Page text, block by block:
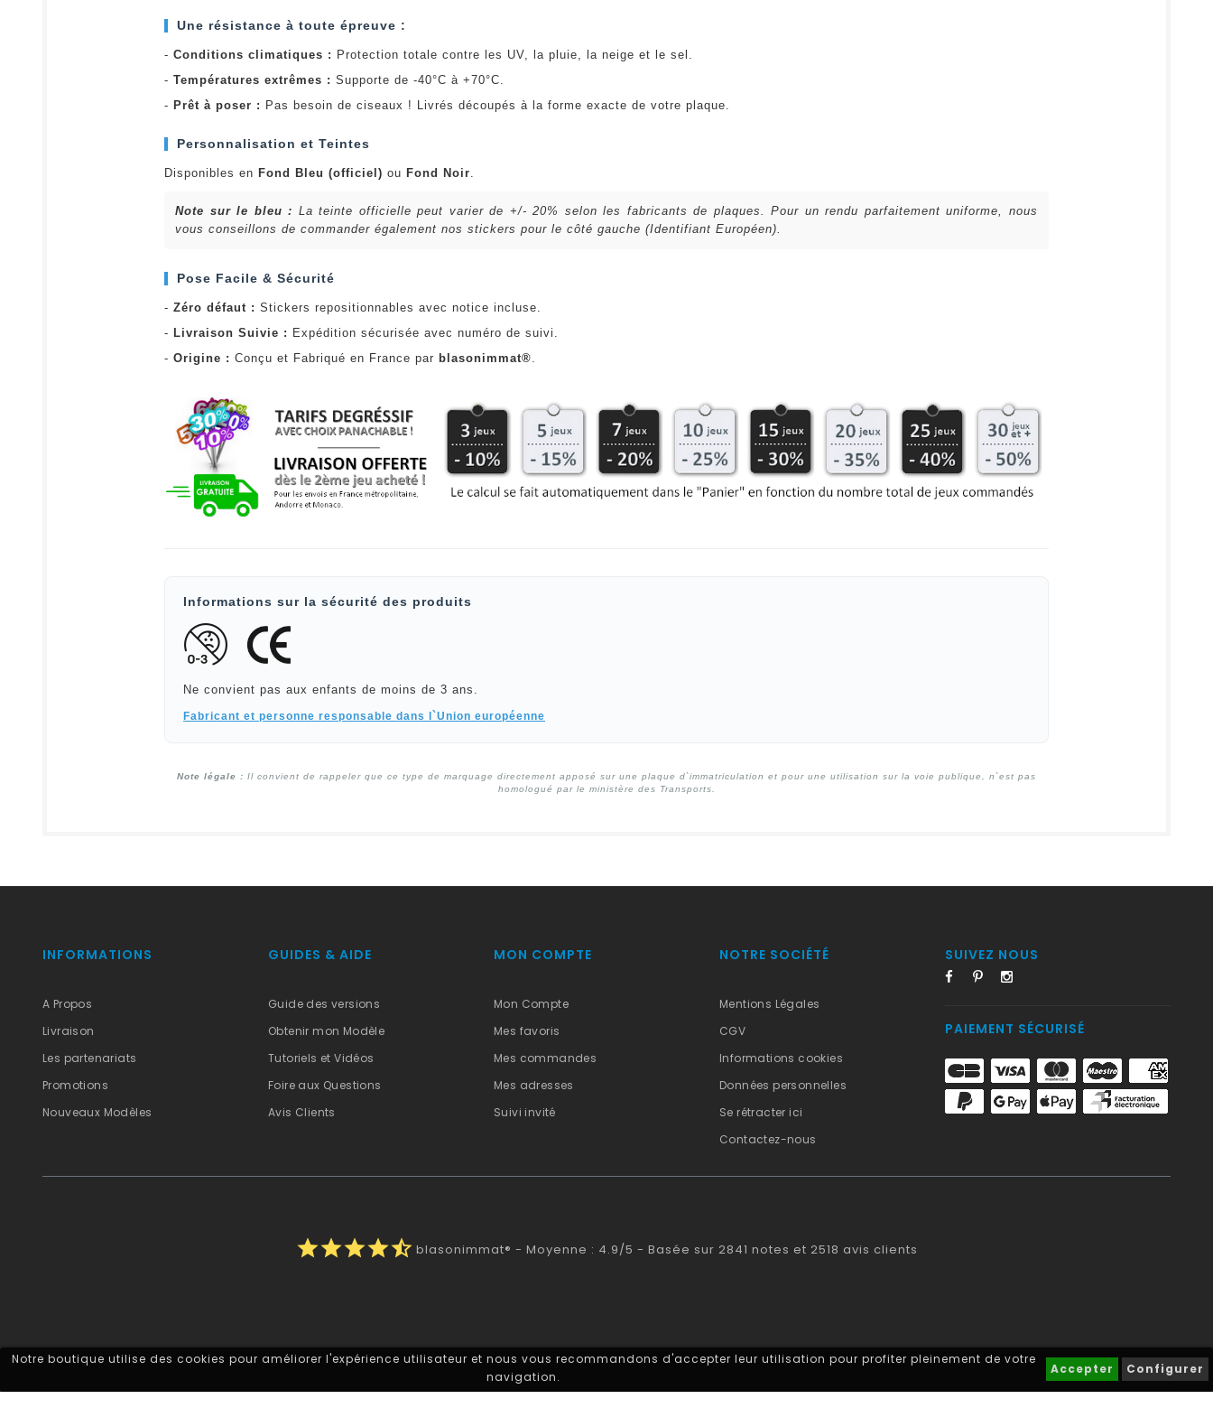
Notre boutique utilise des cookies pour améliorer l'expérience utilisateur et nous vous recommandons d'accepter leur utilisation pour profiter pleinement de votre
navigation.
Accepter Configurer
Une résistance à toute épreuve :
- Conditions climatiques : Protection totale contre les UV, la pluie, la neige et le sel.
- Températures extrêmes : Supporte de -40°C à +70°C.
- Prêt à poser : Pas besoin de ciseaux ! Livrés découpés à la forme exacte de votre plaque.
Personnalisation et Teintes
Disponibles en Fond Bleu (officiel) ou Fond Noir
Note sur le bleu : La teinte officielle peut varier de +/- 20% selon les fabricants de plaques. Pour un rendu parfaitement uniforme, nous
vous conseillons de commander également nos stickers pour le côté gauche (Identifiant Européen).
Pose Facile & Sécurité
- Zéro défaut : Stickers repositionnables avec notice incluse.
- Livraison Suivie : Expédition sécurisée avec numéro de suivi.
- Origine : Conçu et Fabriqué en France par blasonimmat®
Informations sur la sécurité des produits
Ne convient pas aux enfants de moins de 3 ans.
Fabricant et personne responsable dans l`Union européenne
Note légale : Il convient de rappeler que ce type de marquage directement apposé sur une plaque d`immatriculation et pour une utilisation sur la voie publique, n`est pas
homologué par le ministère des Transports.
INFORMATIONS
A Propos
Livraison
Les partenariats
Promotions
Nouveaux Modèles
GUIDES & AIDE
Guide des versions
Obtenir mon Modèle
Tutoriels et Vidéos
Foire aux Questions
Avis Clients
MON COMPTE
Mon Compte
Mes favoris
Mes commandes
Mes adresses
Suivi invité
NOTRE SOCIÉTÉ
Mentions Légales
CGV
Informations cookies
Données personnelles
Se rétracter ici
Contactez-nous
SUIVEZ NOUS
PAIEMENT SÉCURISÉ
starstarstarstarstar_half blasonimmat® - Moyenne : 4.9/5 - Basée sur 2841 notes et 2518 avis clients